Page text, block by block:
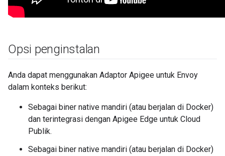
Opsi penginstalan
Anda dapat menggunakan Adaptor Apigee untuk Envoy
dalam konteks berikut:
Sebagai biner native mandiri (atau berjalan di Docker)
dan terintegrasi dengan Apigee Edge untuk Cloud
Publik.
Sebagai biner native mandiri (atau berjalan di Docker)